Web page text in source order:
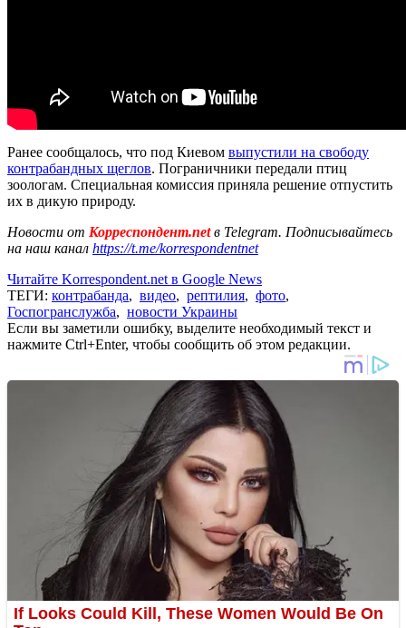
Ранее сообщалось, что под Киевом выпустили на свободу
контрабандных щеглов. Пограничники передали птиц
зоологам. Специальная комиссия приняла решение отпустить
их в дикую природу.
Новости от Корреспондент.netв Telegram. Подписывайтесь
на наш канал https://t.me/korrespondentnet
Читайте Korrespondent.net в Google News
ТЕГИ: контрабанда, видео, рептилия, фото,
Госпогранслужба, новости Украины
Если вы заметили ошибку, выделите необходимый текст и
нажмите Ctrl+Enter, чтобы сообщить об этом редакции.